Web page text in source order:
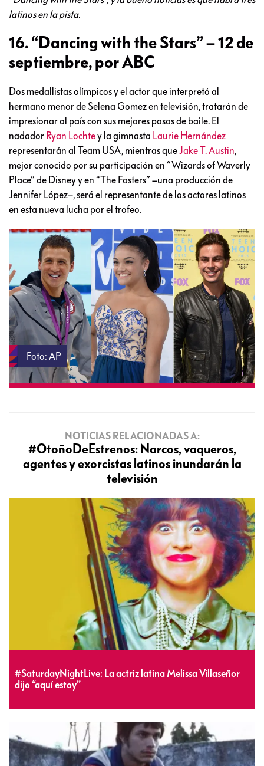
latinos en la pista.
16. “Dancing with the Stars” – 12 de
septiembre, por ABC
Dos medallistas olímpicos y el actor que interpretó al
hermano menor de Selena Gomez en televisión, tratarán de
impresionar al país con sus mejores pasos de baile. El
nadador Ryan Lochtey la gimnasta Laurie Hernández
representarán al Team USA, mientras queJake T. Austin,
mejor conocido por su participación en “Wizards of Waverly
Place” de Disney y en “The Fosters” –una producción de
Jennifer López–, será el representante de los actores latinos
en esta nueva lucha por el trofeo.
Foto: AP
NOTICIAS RELACIONADAS A:
#OtoñoDeEstrenos: Narcos, vaqueros,
agentes y exorcistas latinos inundarán la
televisión
#SaturdayNightLive: La actriz latina Melissa Villaseñor
dijo “aquí estoy”